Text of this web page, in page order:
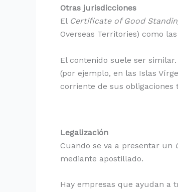
Otras jurisdicciones
El Certificate of Good
Overseas Territories) como las
El contenido suele ser
(por ejemplo, en las Islas
corriente de sus obligaciones
Legalización
Cuando se va a presentar un
mediante apostillado.
Hay empresas que ayudan